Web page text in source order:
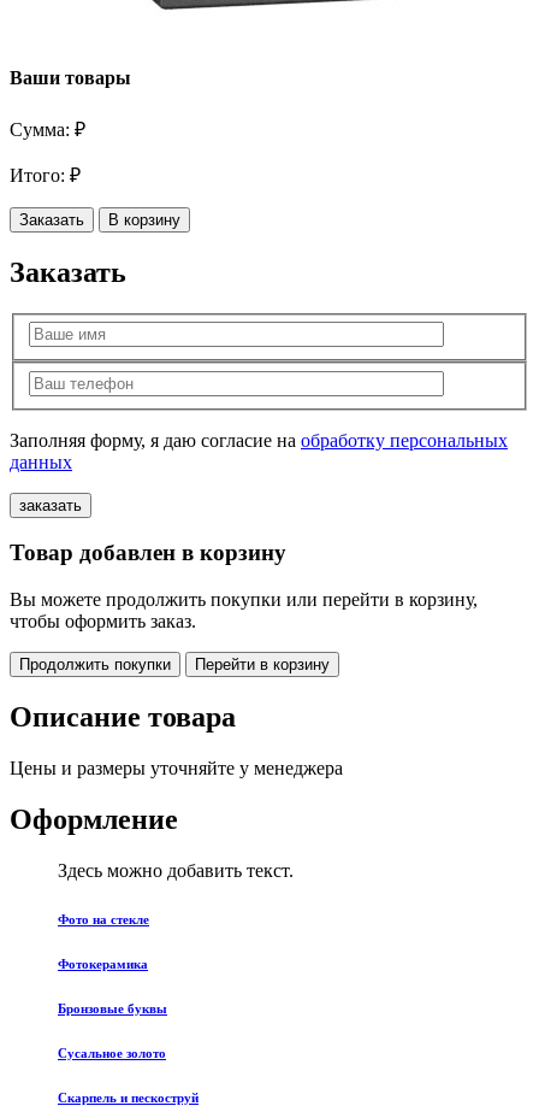
Ваши товары
Сумма: ₽
Итого: ₽
Заказать В корзину
Заказать
Заполняя форму, я даю согласие на обработку персональных
данных
Товар добавлен в корзину
Вы можете продолжить покупки или перейти в корзину,
чтобы оформить заказ.
Продолжить покупки Перейти в корзину
Описание товара
Цены и размеры уточняйте у менеджера
Оформление
Здесь можно добавить текст.
Фото на стекле
Фотокерамика
Бронзовые буквы
Сусальное золото
Скарпель и пескоструй